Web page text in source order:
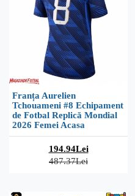
Franța Aurelien
Tchouameni #8 Echipament
de Fotbal Replică Mondial
2026 Femei Acasa
194.94Lei
487.37Lei